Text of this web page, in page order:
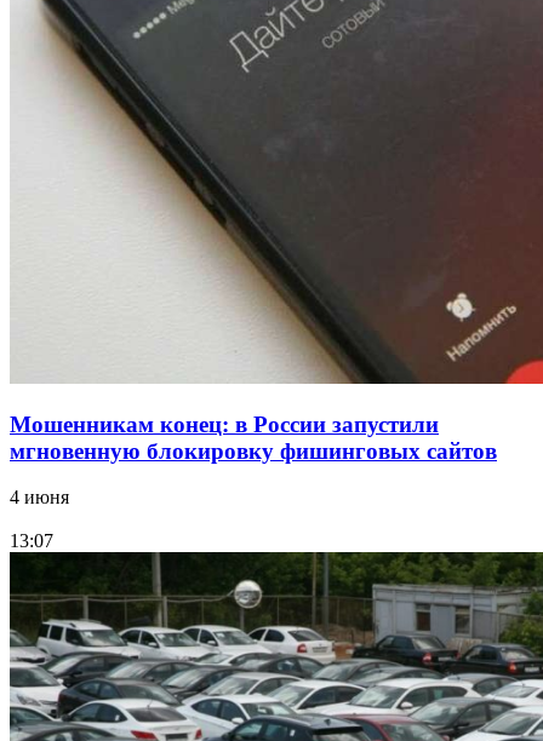
12:39
Сладкий праздник в Волгограде: в Центральном
парке прошёл фестиваль „Арбузный переполох“
Волгоградские компании нарастили экспорт:
заключены контракты на 3,6 млн долларов
Мошенникам конец: в России запустили
мгновенную блокировку фишинговых сайтов
4 июня
13:07